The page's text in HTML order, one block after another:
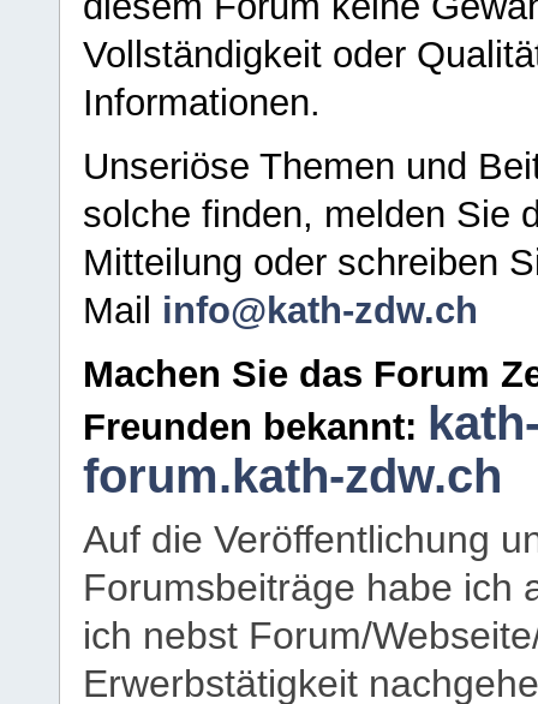
Vollständigkeit oder
Informationen.
Unseriöse Themen und
solche finden, melden Sie
Mitteilung oder schreiben
Mail info@kath-zdw.ch
Machen Sie das Forum
Freunden bekannt:
forum.kath-zdw.ch
Auf die Veröffentlichung
Forumsbeiträge habe ich
ich nebst Forum/
Erwerbstätigkeit